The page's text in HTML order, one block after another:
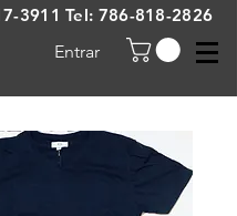
Entrar
3911 Tel: 786-818-2826